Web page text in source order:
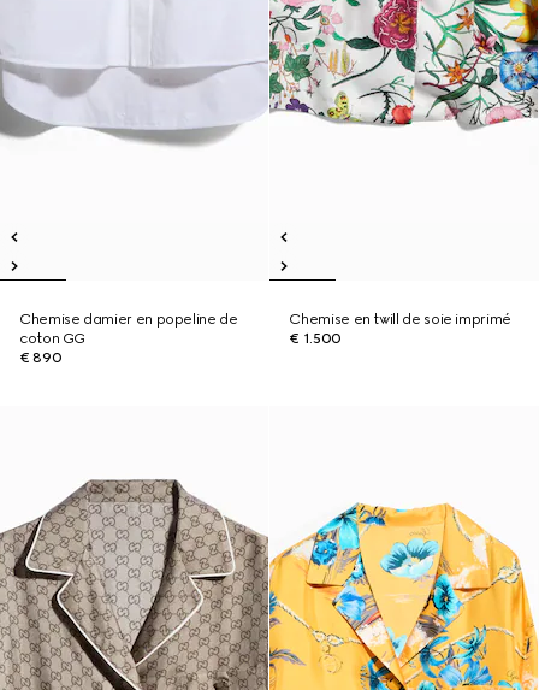
Chemise damier en popeline de
coton GG
€ 890
Chemise en twill de soie imprimé
€ 1.500